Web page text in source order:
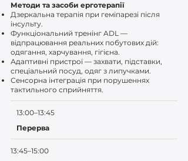
Методи та засоби ерготерапії
Дзеркальна терапія при геміпарезі після
інсульту.
Функціональний тренінг ADL —
відпрацювання реальних побутових дій:
одягання, харчування, гігієна.
Адаптивні пристрої — захвати, підставки,
спеціальний посуд, одяг з липучками.
Сенсорна інтеграція при порушеннях
тактильного сприйняття.
13:00–13:45
Перерва
13:45–15:00